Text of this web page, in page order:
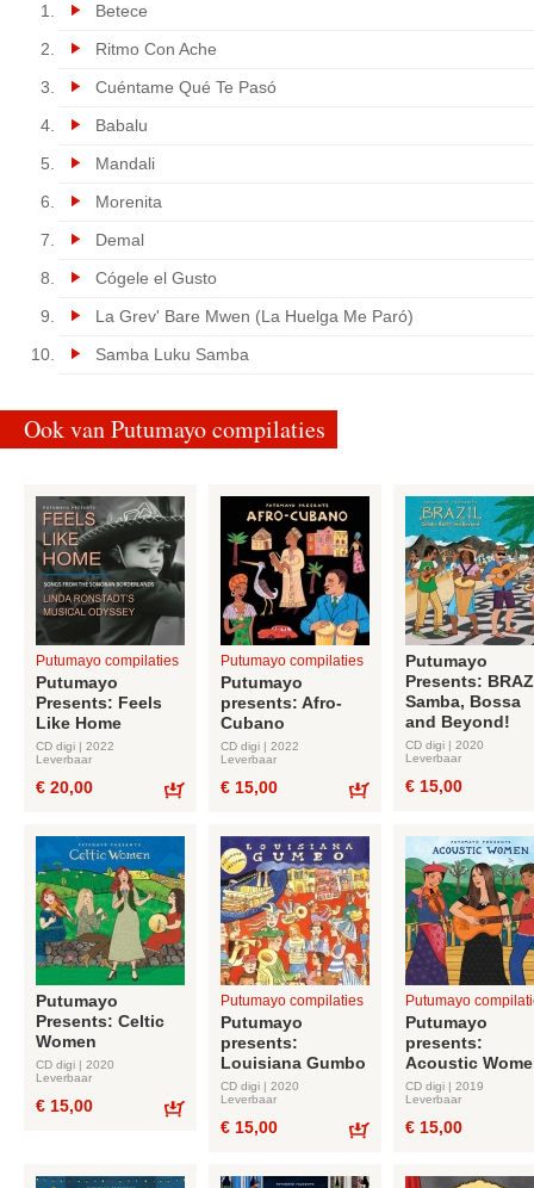
Betece
Ritmo Con Ache
Cuéntame Qué Te Pasó
Babalu
Mandali
Morenita
Demal
Cógele el Gusto
La Grev' Bare Mwen (La Huelga Me Paró)
Samba Luku Samba
Ook van Putumayo compilaties
Putumayo compilaties
Putumayo
Presents: Feels
Like Home
CD digi | 2022
Leverbaar
€ 20,00
Putumayo compilaties
Putumayo
presents: Afro-
Cubano
CD digi | 2022
Leverbaar
€ 15,00
Putumayo
Presents:
Samba, Bossa
and Beyond!
CD digi | 2020
Leverbaar
€ 15,00
Putumayo
Presents: Celtic
Women
CD digi | 2020
Leverbaar
€ 15,00
Putumayo compilaties
Putumayo
presents:
Louisiana Gumbo
CD digi | 2020
Leverbaar
€ 15,00
Putumayo
Putumayo
presents:
Acoustic
CD digi | 2019
Leverbaar
€ 15,00